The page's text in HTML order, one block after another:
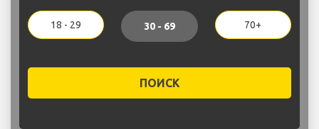
18 - 29 30 - 69 70+
ПОИСК